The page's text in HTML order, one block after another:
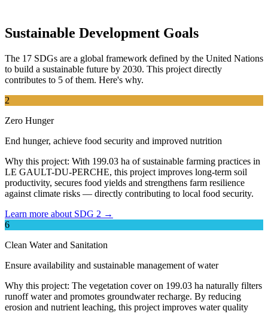
Sustainable Development Goals
The 17 SDGs are a global framework defined by the United Nations
to build a sustainable future by 2030. This project directly
contributes to 5 of them. Here's why.
2
Zero Hunger
End hunger, achieve food security and improved nutrition
Why this project: With 199.03 ha of sustainable farming practices in
LE GAULT-DU-PERCHE, this project improves long-term soil
productivity, secures food yields and strengthens farm resilience
against climate risks — directly contributing to local food security.
Learn more about SDG 2 →
6
Clean Water and Sanitation
Ensure availability and sustainable management of water
Why this project: The vegetation cover on 199.03 ha naturally filters
runoff water and promotes groundwater recharge. By reducing
erosion and nutrient leaching, this project improves water quality